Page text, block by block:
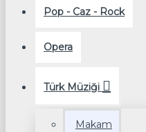
Pop - Caz - Rock
Opera
Türk Müziği
Makam